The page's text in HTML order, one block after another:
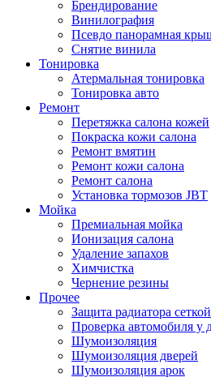
Брендирование
Винилография
Псевдо панорамная
Снятие винила
Тонировка
Атермальная тонировка
Тонировка авто
Ремонт
Перетяжка салона кожей
Покраска кожи салона
Ремонт вмятин
Ремонт кожи салона
Ремонт салона
Установка тормозов JBT
Мойка
Премиальная мойка
Ионизация салона
Удаление запахов
Химчистка
Чернение резины
Прочее
Защита радиатора сеткой
Проверка автомобиля у
Шумоизоляция
Шумоизоляция дверей
Шумоизоляция арок